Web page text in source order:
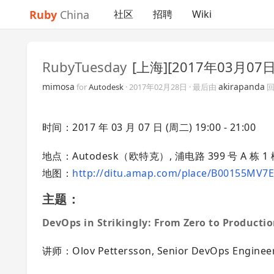
Ruby China 社区 招聘 Wiki
RubyTuesday [上海][2017年03月07
mimosa forAutodesk ·2017年02月28日 · 最后由 akirapanda
时间：2017 年 03 月 07 日 (周二) 19:00 - 21:00
地点：Autodesk（欧特克）, 浦电路 399 号 A 栋 1
地图： http://ditu.amap.com/place/B00155MV7E
主题：
DevOps in Strikingly: From Zero to
讲师：Olov Pettersson, Senior DevOps